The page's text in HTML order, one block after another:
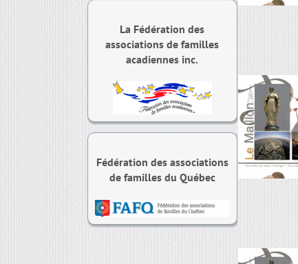
La Fédération des
associations de familles
acadiennes inc.
Fédération des associations
de familles du Québec